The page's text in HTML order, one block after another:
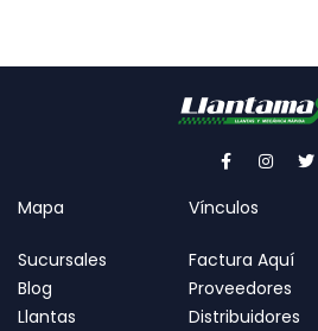
Mapa
Sucursales
Blog
Llantas
Vínculos
Factura Aquí
Proveedores
Distribuidores